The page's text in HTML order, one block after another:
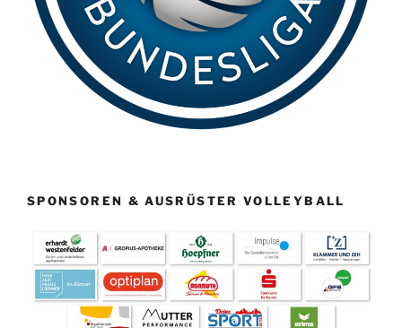
SPONSOREN & AUSRÜSTER VOLLEYBALL